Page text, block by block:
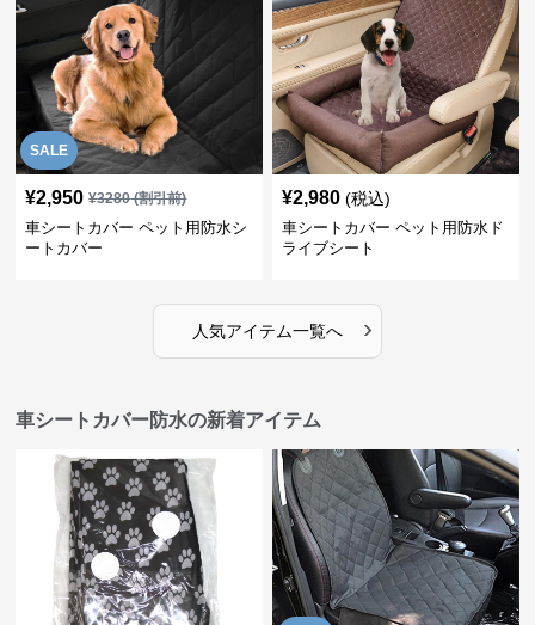
SALE
¥2,950 ¥3280(割引前)
車シートカバー ペット用防水シ
ートカバー
¥2,980 (税込)
車シートカバー ペット用防水ド
ライブシート
人気アイテム一覧へ ›
車シートカバー防水の新着アイテム